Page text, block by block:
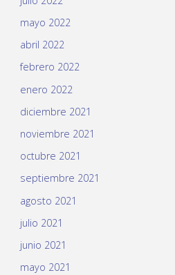
mayo 2022
abril 2022
febrero 2022
enero 2022
diciembre 2021
noviembre 2021
octubre 2021
septiembre 2021
agosto 2021
julio 2021
junio 2021
mayo 2021